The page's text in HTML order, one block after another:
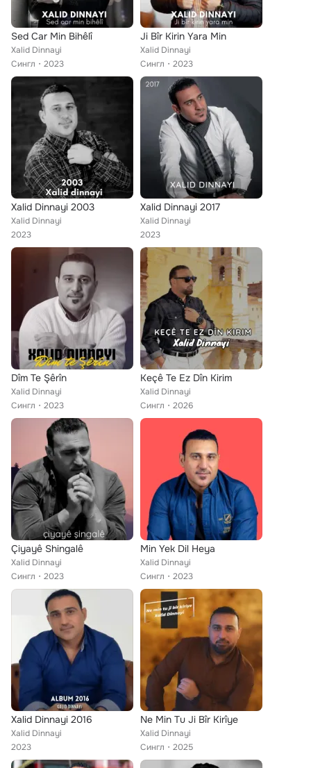
Sed Car Min Bihêlî
Xalid Dinnayi
Сингл
2023
Ji Bîr Kirin Yara Min
Xalid Dinnayi
Сингл
2023
Xalid Dinnayi 2003
Xalid Dinnayi
2023
Xalid Dinnayi 2017
Xalid Dinnayi
2023
Dîm Te Şêrîn
Xalid Dinnayi
Сингл
2023
Keçê Te Ez Dîn Kirim
Xalid Dinnayi
Сингл
2026
Çiyayê Shingalê
Xalid Dinnayi
Сингл
2023
Min Yek Dil Heya
Xalid Dinnayi
Сингл
2023
Xalid Dinnayi 2016
Xalid Dinnayi
2023
Ne Min Tu Ji Bîr Kirîye
Xalid Dinnayi
Сингл
2025